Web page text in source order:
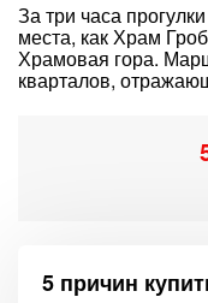
За три часа
места, как Храм
Храмовая гора.
кварталов,
5 причин